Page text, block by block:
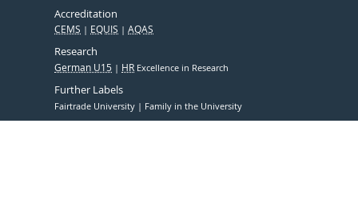
Accreditation
CEMS EQUIS AQAS
Research
German U15 HR Excellence in Research
Further Labels
Fairtrade University Family in the University